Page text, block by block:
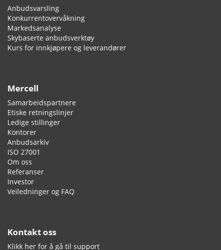
Anbudsvarsling
Konkurrentovervåkning
Markedsanalyse
Skybaserte anbudsverktøy
Kurs for innkjøpere og leverandører
Mercell
Samarbeidspartnere
Etiske retningslinjer
Ledige stillinger
Kontorer
Anbudsarkiv
ISO 27001
Om oss
Referanser
Investor
Veiledninger og FAQ
Kontakt oss
Klikk her for å gå til support